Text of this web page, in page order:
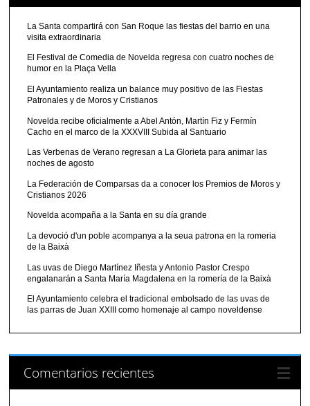
La Santa compartirá con San Roque las fiestas del barrio en una
visita extraordinaria
El Festival de Comedia de Novelda regresa con cuatro noches de
humor en la Plaça Vella
El Ayuntamiento realiza un balance muy positivo de las Fiestas
Patronales y de Moros y Cristianos
Novelda recibe oficialmente a Abel Antón, Martín Fiz y Fermín
Cacho en el marco de la XXXVIII Subida al Santuario
Las Verbenas de Verano regresan a La Glorieta para animar las
noches de agosto
La Federación de Comparsas da a conocer los Premios de Moros y
Cristianos 2026
Novelda acompaña a la Santa en su día grande
La devoció d'un poble acompanya a la seua patrona en la romeria
de la Baixà
Las uvas de Diego Martínez Iñesta y Antonio Pastor Crespo
engalanarán a Santa María Magdalena en la romería de la Baixà
El Ayuntamiento celebra el tradicional embolsado de las uvas de
las parras de Juan XXIII como homenaje al campo noveldense
Comentarios recientes